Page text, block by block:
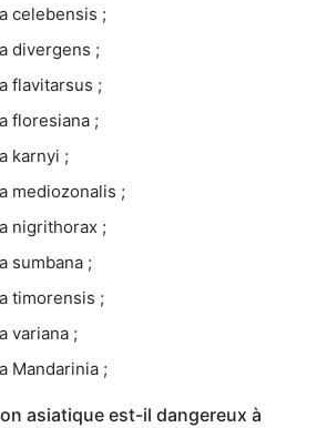
celebensis ;
divergens ;
flavitarsus ;
floresiana ;
karnyi ;
mediozonalis ;
nigrithorax ;
sumbana ;
timorensis ;
variana ;
Mandarinia ;
asiatique est-il dangereux à